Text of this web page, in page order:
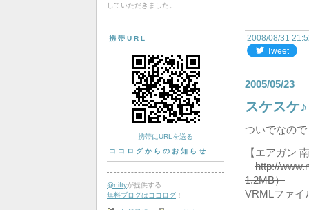
していただきました。
携帯URL
携帯にURLを送る
ココログからのお知らせ
@niftyが提供する
無料ブログはココログ ！
2008/08/31
2005/05/23
スケスケ♪
ついでなの
【エアガン
http://
1.2MB）
VRMLファイ